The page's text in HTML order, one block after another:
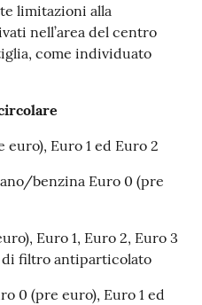
limitazioni alla
nell’area del centro
come individuato
Euro 1 ed Euro 2
benzina Euro 0 (pre
Euro 1, Euro 2, Euro 3
di filtro antiparticolato
0 (pre euro), Euro 1 ed